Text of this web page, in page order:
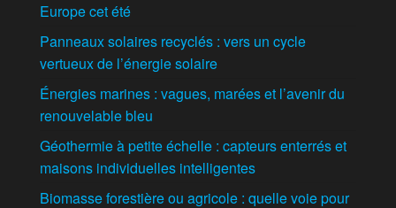
Europe cet été
Panneaux solaires recyclés : vers un cycle
vertueux de l’énergie solaire
Énergies marines : vagues, marées et l’avenir du
renouvelable bleu
Géothermie à petite échelle : capteurs enterrés et
maisons individuelles intelligentes
Biomasse forestière ou agricole : quelle voie pour